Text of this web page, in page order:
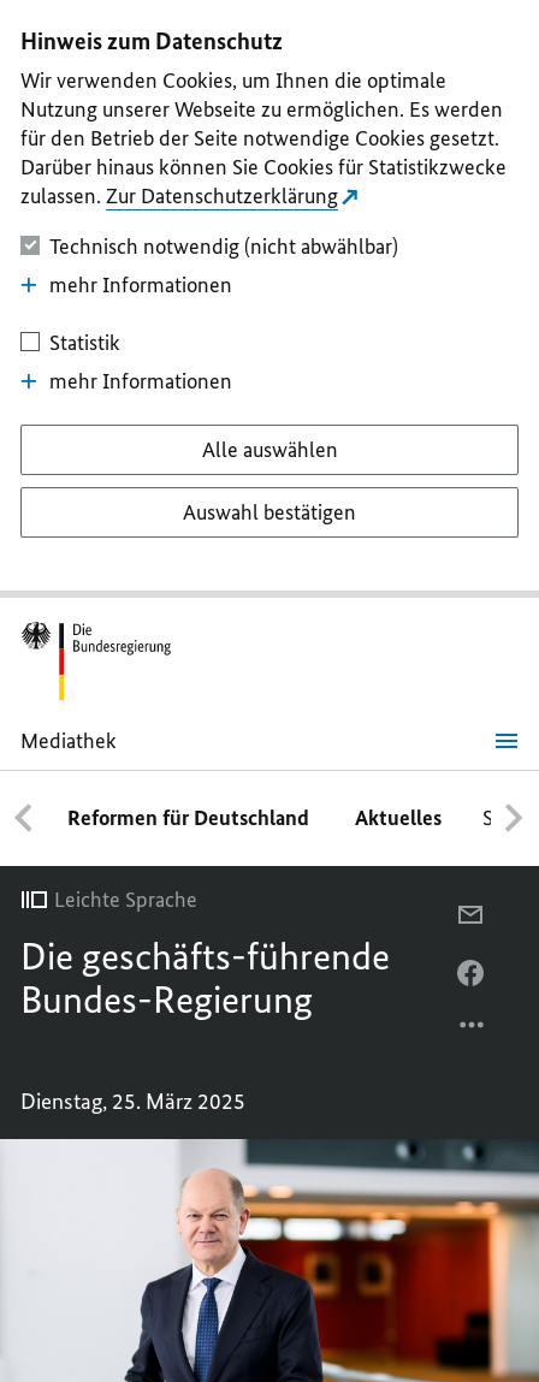
II
III
IV
V
Hinweis zum Datenschutz
Wir verwenden Cookies, um Ihnen die optimale
Nutzung unserer Webseite zu ermöglichen. Es werden
für den Betrieb der Seite notwendige Cookies gesetzt.
Darüber hinaus können Sie Cookies für Statistikzwecke
zulassen. Zur Datenschutzerklärung
Technisch notwendig (nicht abwählbar)
mehr Informationen
Statistik
mehr Informationen
Alle auswählen
Auswahl bestätigen
Mediathek
Die
geschäfts-
führende
Bundes-
Regierung
Reformen für Deutschland Aktuelles
Leichte Sprache
Die geschäfts-führende
Bundes-Regierung
Dienstag, 25. März 2025